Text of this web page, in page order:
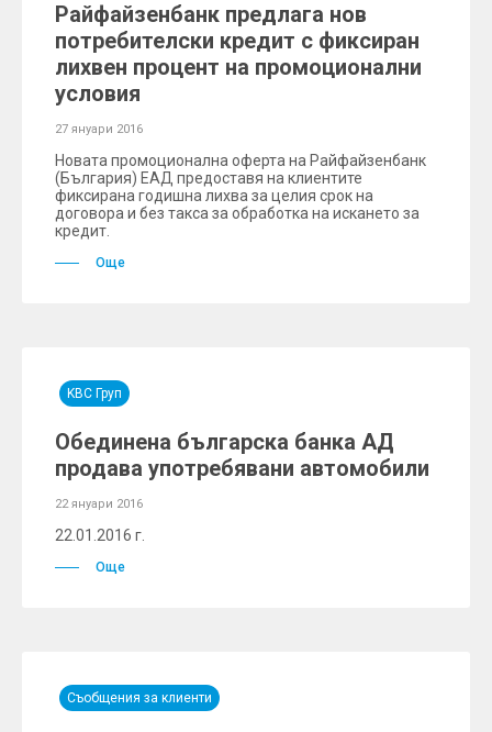
Райфайзенбанк предлага нов
потребителски кредит с фиксиран
лихвен процент на промоционални
условия
27 януари 2016
Новата промоционална оферта на Райфайзенбанк
(България) ЕАД предоставя на клиентите
фиксирана годишна лихва за целия срок на
договора и без такса за обработка на искането за
кредит.
Още
KBC Груп
Обединена българска банка АД
продава употребявани автомобили
22 януари 2016
22.01.2016 г.
Още
Съобщения за клиенти